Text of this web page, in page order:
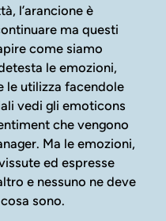
l’arancione è
ma questi
come siamo
le emozioni,
le utilizza facendole
vedi gli emoticons
che vengono
Ma le emozioni,
ed espresse
e nessuno ne deve
sono.